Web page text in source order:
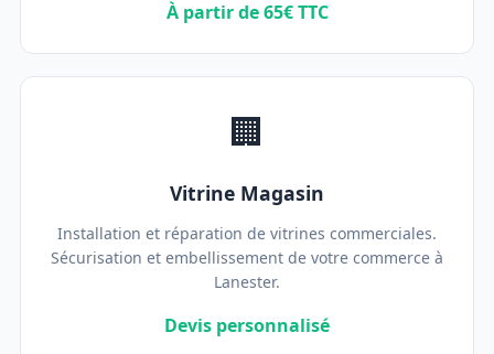
À partir de 65€ TTC
🏢
Vitrine Magasin
Installation et réparation de vitrines commerciales.
Sécurisation et embellissement de votre commerce à
Lanester.
Devis personnalisé